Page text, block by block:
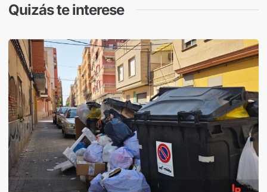
Quizás te interese